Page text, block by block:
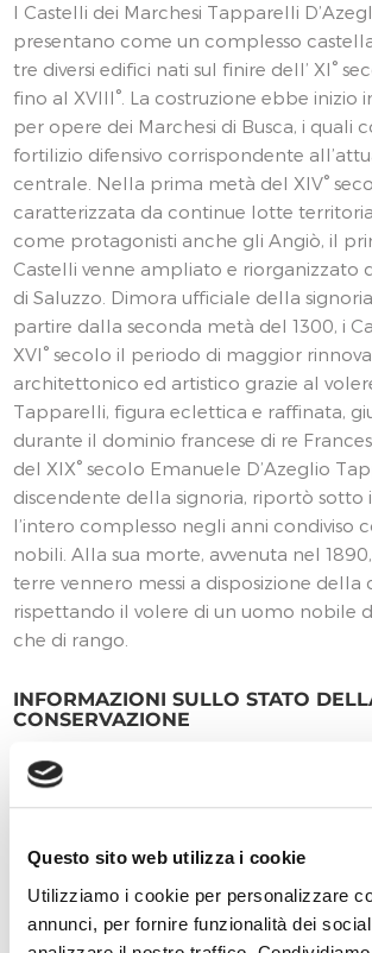
Questo sito web utilizza i cookie
Utilizziamo i cookie per personalizzare
annunci, per fornire funzionalità dei
I Castelli dei Marchesi Tapparelli
presentano come un complesso
tre diversi edifici nati sul finire dell’ XI°
fino al XVIII°. La costruzione ebbe inizio
per opere dei Marchesi di Busca, i quali
fortilizio difensivo corrispondente
centrale. Nella prima metà del XIV°
caratterizzata da continue lotte
come protagonisti anche gli Angiò, il
Castelli venne ampliato e riorganizzato
di Saluzzo. Dimora ufficiale della
partire dalla seconda metà del 1300, i
XVI° secolo il periodo di maggior
architettonico ed artistico grazie al
Tapparelli, figura eclettica e raffinata,
durante il dominio francese di re
del XIX° secolo Emanuele D’Azeglio
discendente della signoria, riportò
l’intero complesso negli anni condiviso
nobili. Alla sua morte, avvenuta nel
terre vennero messi a disposizione della
rispettando il volere di un uomo nobile
che di rango.
INFORMAZIONI SULLO STATO
CONSERVAZIONE
Dalla morte di Emanuele Tapparelli i
utilizzati, come da lascito, ad uso
mezzadri della proprietà e dopo la
per il recupero del Bene, tra Ministeri,
Provincia di Cuneo, Comune di
CRT, Fondazione CRC e Compagnia di